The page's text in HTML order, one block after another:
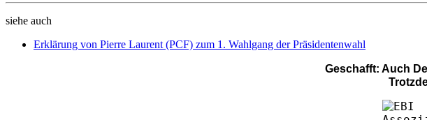
siehe auch
Erklärung von Pierre Laurent (PCF) zum 1. Wahlgang der Präsidentenwahl
Geschafft: Auch